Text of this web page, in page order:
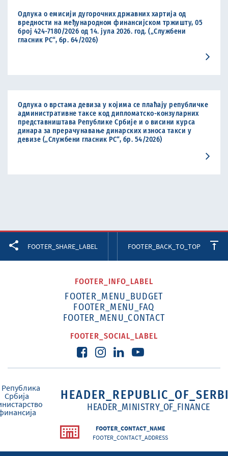
Одлука о емисији дугорочних државних хартија од
вредности на међународном финансијском тржишту, 05
број 424-7180/2026 од 14. јула 2026. год. („Службени
гласник РС“, бр. 64/2026)
Одлука о врстама девиза у којима се плаћају републичке
административне таксе код дипломатско-конзуларних
представништава Републике Србије и о висини курса
динара за прерачунавање динарских износа такси у
девизе („Службени гласник РС“, бр. 54/2026)
FOOTER_SHARE_LABEL FOOTER_BACK_TO_TOP
FOOTER_INFO_LABEL
FOOTER_MENU_BUDGET
FOOTER_MENU_FAQ
FOOTER_MENU_CONTACT
FOOTER_SOCIAL_LABEL
HEADER_MINISTRY_OF_FINANCE
FOOTER_CONTACT_NAME
FOOTER_CONTACT_ADDRESS